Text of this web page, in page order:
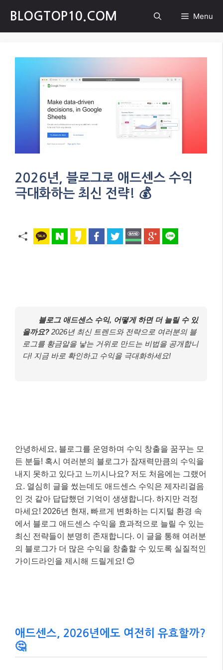
content
BLOGTOP10.COM Menu
2026년, 블로그로 애드센스 수익
극대화하는 최신 전략! 💰
블로그 애드센스 수익, 어떻게 하면 더 늘릴 수 있
을까요? 2026년 최신 트렌드와 전략으로 여러분의 블
로그를 황금알을 낳는 거위로 만드는 비법을 공개합니
다! 지금 바로 확인하고 수익을 극대화하세요!
안녕하세요, 블로그를 운영하며 수익 창출을 꿈꾸는 모
든 분들! 혹시 여러분의 블로그가 잠재력만큼의 수익을
내지 못하고 있다고 느끼시나요? 저도 처음에는 그랬어
요. 열심히 글을 썼는데도 애드센스 수익은 제자리걸음
인 것 같아 답답했던 기억이 생생합니다. 하지만 걱정
마세요! 2026년 현재, 빠르게 변화하는 디지털 환경 속
에서 블로그 애드센스 수익을 효과적으로 늘릴 수 있는
최신 전략들이 분명히 존재합니다. 이 글을 통해 여러분
의 블로그가 더 많은 수익을 창출할 수 있도록 실질적인
가이드라인을 제시해 드릴게요! 😊
애드센스, 2026년에도 여전히 유효할까?
🤔